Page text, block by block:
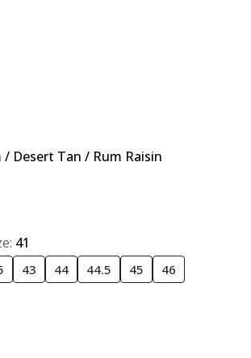
/ Desert Tan / Rum Raisin
41
43 44 44.5 45 46